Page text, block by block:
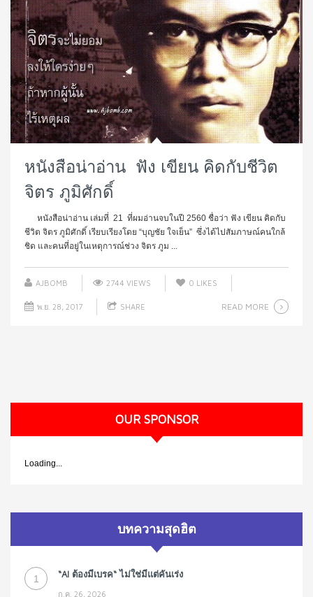
หนังสือน่าอ่าน ฟัง เขียน คิดกับชีวิต
จิตร ภูมิศักดิ์
หนังสือน่าอ่าน เล่มที่ 21 ที่ผมอ่านจบในปี 2560 ชื่อว่า ฟัง เขียน คิดกับ
ชีวิต จิตร ภูมิศักดิ์ เรียบเรียงโดย “บุญชัย ใจเย็น” ซึ่งได้ไปสัมภาษณ์คนใกล้
ชิด และคนที่อยู่ในเหตุการณ์ช่วง จิตร ภูม ...
AJBOMB 2744 VIEWS 0 LIKES
พ.ย. 28, 2017 SHARE READ MORE
OUR SPONSOR
Loading...
บทความสุดฮิต
1 “AI ต้องมีเบรค“ ไม่ใช่มีแต่คันเร่ง
ก.ค. 26, 2026